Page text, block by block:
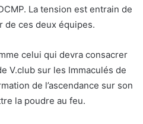
La tension est entrain de
de ces deux équipes.
celui qui devra consacrer
V.club sur les Immaculés de
de l’ascendance sur son
la poudre au feu.